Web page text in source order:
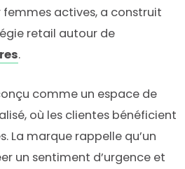
actives, a construit
retail autour de
.
comme un espace de
où les clientes bénéficient
La marque rappelle qu’un
un sentiment d’urgence et